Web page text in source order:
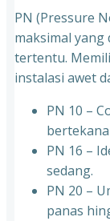
PN (Pressure
maksimal yang
tertentu.
instalasi awet
PN 10 –
⁠PN 16 –
sedang.
⁠PN 20 –
panas